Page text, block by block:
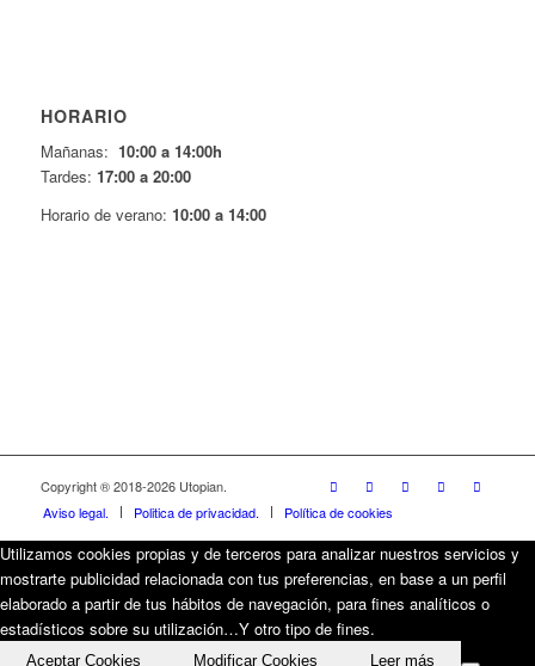
HORARIO
Mañanas: 10:00 a 14:00h
Tardes: 17:00 a 20:00
Horario de verano: 10:00 a 14:00
Copyright ® 2018-2026 Utopian.
Aviso legal.
Politica de privacidad. Política de cookies
Utilizamos cookies propias y de terceros para analizar nuestros servicios y
mostrarte publicidad relacionada con tus preferencias, en base a un perfil
elaborado a partir de tus hábitos de navegación, para fines analíticos o
estadísticos sobre su utilización…Y otro tipo de fines.
Aceptar Cookies Modificar Cookies Leer más